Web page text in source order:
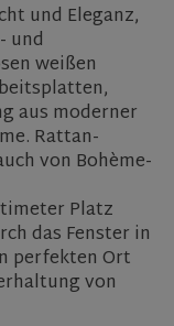
und Eleganz,
und
weißen
aus moderner
Rattan-
von Bohème-
Platz
das Fenster in
perfekten Ort
von